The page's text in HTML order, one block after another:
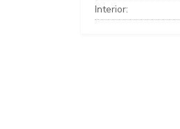
Interior: